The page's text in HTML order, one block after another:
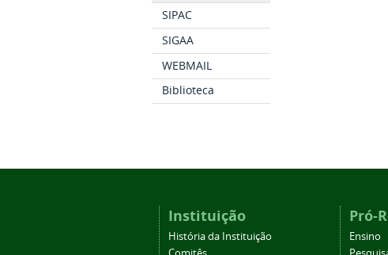
SIPAC
SIGAA
WEBMAIL
Biblioteca
Instituição
História da Instituição
Pró-
Ensino